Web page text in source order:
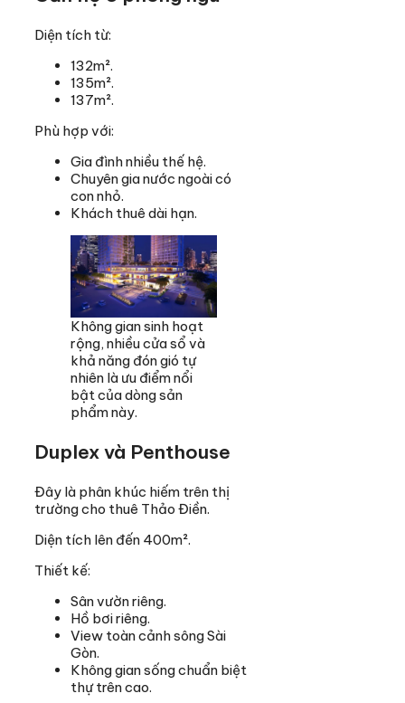
Diện tích từ:
132m².
135m².
137m².
Phù hợp với:
Gia đình nhiều thế hệ.
Chuyên gia nước ngoài có
con nhỏ.
Khách thuê dài hạn.
Không gian sinh hoạt
rộng, nhiều cửa sổ và
khả năng đón gió tự
nhiên là ưu điểm nổi
bật của dòng sản
phẩm này.
Duplex và Penthouse
Đây là phân khúc hiếm trên thị
trường cho thuê Thảo Điền.
Diện tích lên đến 400m².
Thiết kế:
Sân vườn riêng.
Hồ bơi riêng.
View toàn cảnh sông Sài
Gòn.
Không gian sống chuẩn biệt
thự trên cao.